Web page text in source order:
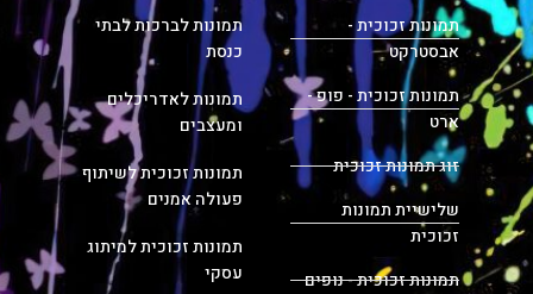
תמונות זכוכית -
אבסטרקט
תמונות זכוכית - פופ -
ארט
זוג תמונות זכוכית
שלישיית תמונות
זכוכית
תמונות זכוכית - נופים
תמונות לברכות לבתי
כנסת
תמונות לאדריכלים
ומעצבים
תמונות זכוכית לשיתוף
פעולה אמנים
תמונות זכוכית למיתוג
עסקי